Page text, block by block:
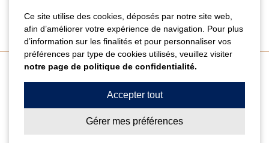
Coordonnées
Centre Dentaire Cailhier & Thibault
Ce site utilise des cookies, déposés par notre site web,
afin d’améliorer votre expérience de navigation. Pour plus
d’information sur les finalités et pour personnaliser vos
préférences par type de cookies utilisés, veuillez visiter
notre page de politique de confidentialité.
Accepter tout
Gérer mes préférences